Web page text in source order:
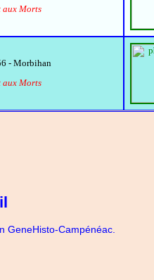
aux Morts
- Morbihan
aux Morts
GeneHisto-Campénéac.